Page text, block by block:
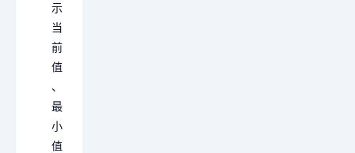
示
当
前
值
、
最
小
值